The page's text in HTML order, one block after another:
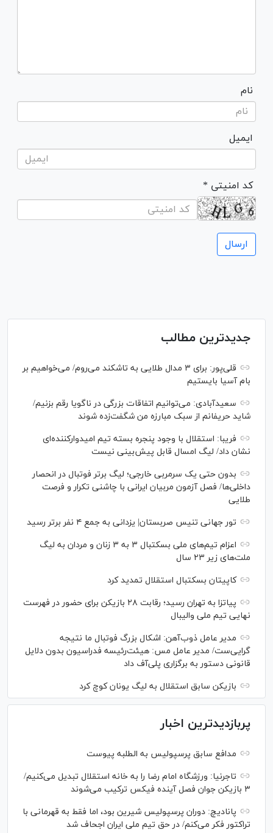
نام
ایمیل
* کد امنیتی
جدیدترین مطالب
قلی‌پور: برای ۳ مدال طلایی به تاشکند می‌روم/ می‌خواهیم بر
بام آسیا بایستیم
سعیدآبادی: می‌توانیم اتفاقات بزرگی در ناگویا رقم بزنیم/
شاید حریفانم از سبک مبارزه من شگفت‌زده شوند
فریبا: استقلال با وجود پنجره بسته تیم امیدوارکننده‌ای
نشان داد/ لیگ امسال قابل پیش‌بینی نیست
بدون حتی یک سرمربی خارجی؛ لیگ برتر فوتبال در انحصار
داخلی‌ها/ فصل آزمون مربیان ایرانی با چاشنی تکرار و فرصت
طلایی
تور جهانی تنیس صربستان| یزدانی به جمع ۴ نفر برتر رسید
اعزام تیم‌های ملی بسکتبال ۳ به ۳ زنان و مردان به لیگ
ملت‌های زیر ۲۳ سال
کاپیتان بسکتبال استقلال تمدید کرد
پیاتزا به تهران رسید؛ رقابت ۲۸ بازیکن برای حضور در فهرست
نهایی تیم ملی والیبال
مدیر عامل ذوب‌آهن: اشکال بزرگ فوتبال ما نتیجه
گرایی‌ست/ مدیر عامل مس: هیئت‌رئیسه فدراسیون بدون دلایل
قانونی دستور به برگزاری پلی‌آف داد
بازیکن سابق استقلال به لیگ یونان کوچ کرد
پربازدیدترین اخبار
مدافع سابق پرسپولیس به الطلبه پیوست
تاجرنیا: ورزشگاه امام رضا را به خانه استقلال تبدیل می‌کنیم/
۳ بازیکن جوان فصل آینده فیکس ترکیب می‌شوند
پانادیچ: دوران پرسپولیس شیرین بود، اما فقط به قهرمانی با
تراکتور فکر می‌کنم/ در حق تیم ملی ایران اجحاف شد